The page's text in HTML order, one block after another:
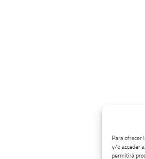
Para ofrecer
y/o acceder
permitirá